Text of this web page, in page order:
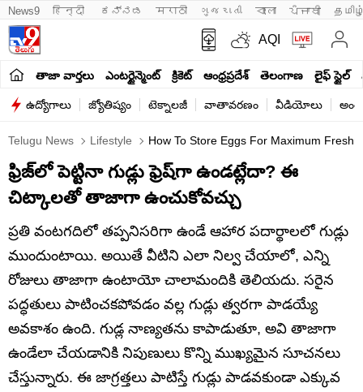
News9 हिन्दी ಕನ್ನಡ मराठी ગુજરાતી বাংলা ਪੰਜਾਬੀ
AQI
తాజా వార్తలు ఎంటర్టైన్మెంట్ క్రికెట్ ఆంధ్రప్రదేశ్ తెలంగాణ లైఫ్ స్టైల్
ఉద్యోగాలు జ్యోతిష్యం టెక్నాలజీ వాతావరణం వీడియోలు
Telugu News Lifestyle How To Store Eggs For Maximum
ఫ్రిజ్‌లో పెట్టినా గుడ్లు ఫ్రెష్​గా ఉండట్లేదా? ఈ
చిట్కాలతో తాజాగా ఉంచుకోవచ్చు
ప్రతి వంటగదిలో తప్పనిసరిగా ఉండే ఆహార పదార్థాలలో గుడ్లు
ముందుంటాయి. అయితే వీటిని ఎలా నిల్వ చేయాలో, ఎన్ని
రోజులు తాజాగా ఉంటాయో చాలామందికి తెలియదు. సరైన
పద్ధతులు పాటించకపోవడం వల్ల గుడ్లు త్వరగా పాడయ్యే
అవకాశం ఉంది. గుడ్ల నాణ్యతను కాపాడుతూ, అవి తాజాగా
ఉండేలా చేయడానికి నిపుణులు కొన్ని ముఖ్యమైన సూచనలు
చేస్తున్నారు. ఈ జాగ్రత్తలు పాటిస్తే గుడ్లు పాడవకుండా ఎక్కువ